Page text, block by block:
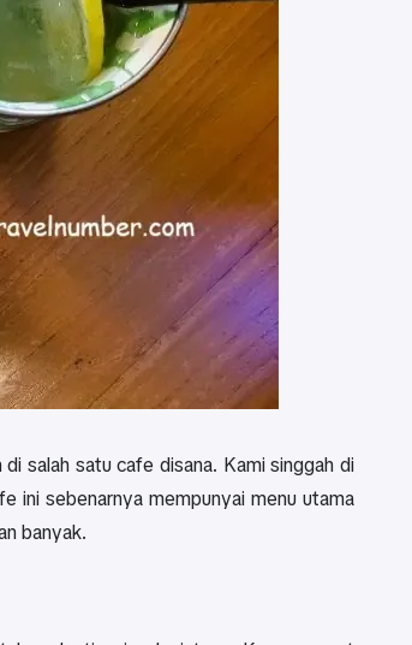
salah satu cafe disana. Kami singgah di
ini sebenarnya mempunyai menu utama
banyak.